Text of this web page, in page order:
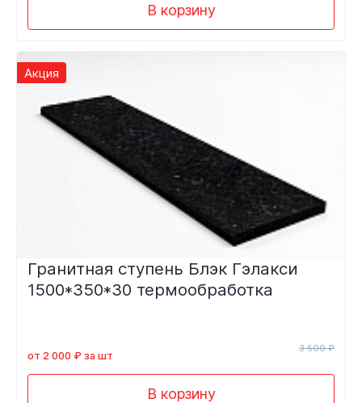
В корзину
Акция
Гранитная ступень Блэк Гэлакси
1500*350*30 термообработка
от 2 000 ₽ за шт
3 500 ₽
В корзину